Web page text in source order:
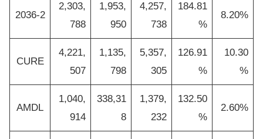
2036-2
2,303,
788
1,953,
950
4,257,
738
184.81
%
8.20%
CURE
4,221,
507
1,135,
798
5,357,
305
126.91
%
10.30
%
AMDL
1,040,
914
338,31
8
1,379,
232
132.50
%
2.60%